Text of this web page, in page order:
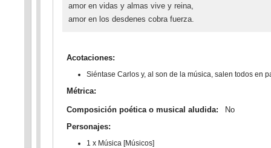
amor en vidas y almas vive y reina,
amor en los desdenes cobra fuerza.
Acotaciones:
Siéntase Carlos y, al son de la música, salen todos en
Métrica:
Composición poética o musical aludida:
No
Personajes:
1 x Música [Músicos]